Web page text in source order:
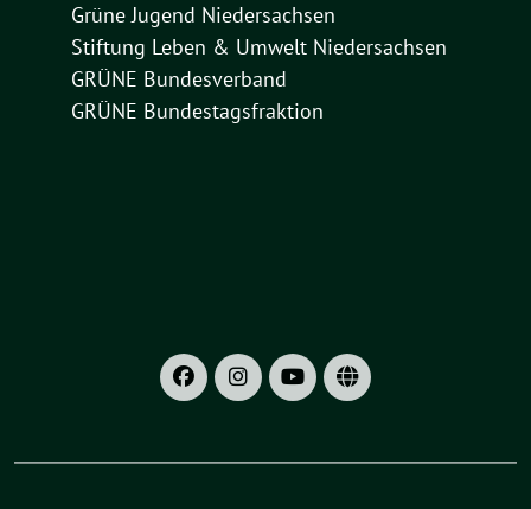
Grüne Jugend Niedersachsen
Stiftung Leben & Umwelt Niedersachsen
GRÜNE Bundesverband
GRÜNE Bundestagsfraktion